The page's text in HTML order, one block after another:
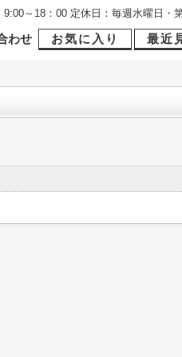
9:00～18：00 定休日：毎週水曜日・
わせ お気に入り 最近